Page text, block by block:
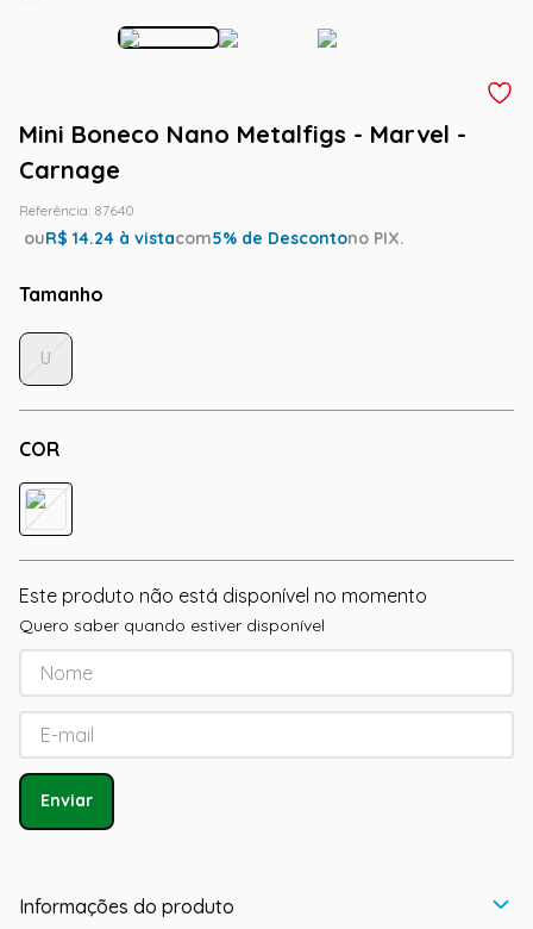
Mini Boneco Nano Metalfigs - Marvel -
Carnage
Referência: 87640
ouR$ 14.24 à vistacom5% de Descontono PIX.
Tamanho
COR
U
Este produto não está disponível no momento
Quero saber quando estiver disponível
Enviar
Informações do produto